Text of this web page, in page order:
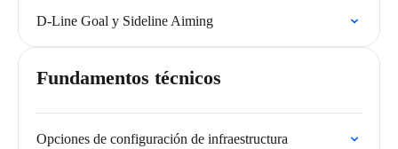
D-Line Goal y Sideline Aiming
Fundamentos técnicos
Opciones de configuración de infraestructura